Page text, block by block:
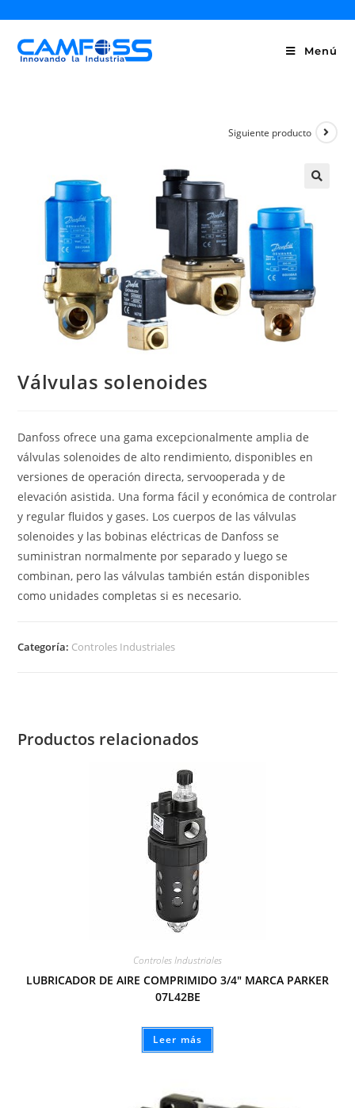
Menú
Siguiente producto
Válvulas solenoides
Danfoss ofrece una gama excepcionalmente amplia de
válvulas solenoides de alto rendimiento, disponibles en
versiones de operación directa, servooperada y de
elevación asistida. Una forma fácil y económica de controlar
y regular fluidos y gases. Los cuerpos de las válvulas
solenoides y las bobinas eléctricas de Danfoss se
suministran normalmente por separado y luego se
combinan, pero las válvulas también están disponibles
como unidades completas si es necesario.
Categoría: Controles Industriales
Productos relacionados
Controles Industriales
LUBRICADOR DE AIRE COMPRIMIDO 3/4″ MARCA PARKER
07L42BE
Leer más